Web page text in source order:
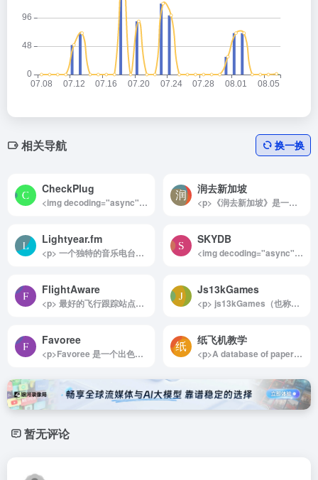
相关导航 换一换
CheckPlug
<img decoding="async" data-src="//www.40000.net/wp-content/uploads/2024/12/20241215075551-675e8b87ec805.webp" src="https://www.40000.net/wp-content/themes/onenav/images/t.png" alt="CheckPlug"><p>CheckPlug 是旅行者的理想助手，能够帮助用户轻松找到适合他们的插头和适配器。无论是出国旅行还是出差，这个网站都能快速提供有关各国插头类型和规格的信息，确保您在旅行期间不再为插头不匹配而烦恼。此外，网站还提供直接购买适配器的链接，极大地方便了用户的出行准备，让旅行更加顺畅无忧。</p><p>详细介绍：</p><p>CheckPlug 是一个专门为旅行者设计的在线工具，旨在帮助用户快速找到合适的插头和适配器，确保他们在前往不同国家时能够顺利使用电子设备。无论您是计划去欧洲、亚洲还是其他地区，这个网站都能为您提供必要的信息。</p><p>使用 CheckPlug 非常简单，用户只需选择出发国家和目的国家，然后点击“Check Plugs”按钮，系统会迅速显示两个国家的插座规格参数。这些信息包括插头类型、电压和频率等，帮助您更好地了解目标国的电力系统。此外，CheckPlug 还提供了便捷的购买链接，用户可以直接通过亚马逊等平台购买所需的插头适配器，免去额外搜索的烦恼。</p><p>这一网站的全球适用性使其成为旅行者必备的工具之一，尤其适合频繁出行的商务人士和热爱旅行的朋友们。通过 CheckPlug，您不仅可以轻松获取插头信息，还能确保自己的电子设备在旅途中随时可用，避免因电源问题造成的不便。总之，CheckPlug 是每位计划出行的用户值得信赖的资源，为您的旅行增添便利与舒适。</p>
润去新加坡
<p>《润去新加坡》是一份由网友整理的实用指南，专注于提供有关移居新加坡的注意事项和详细建议。这份指南涵盖了从准备工作到日常生活的多个方面，包括移居前的规划、教育选择、身份办理、住房及居住环境、生活成本与便利性，以及摄影爱好者特别关注的无人机使用等内容。</p><p>新加坡作为一个多元文化的发达国家，拥有独特的优势。例如，社会治安良好，全年气候温暖稳定，适合家庭育儿，生活便利且效率高。这些特点使得新加坡成为许多人考虑移居的理想选择。然而，这里也有其局限性，比如国土面积小、经济抗风险能力较低，以及相对单调的生活节奏等，这些都可能成为潜在的适应挑战。</p><p>这份指南强调，无论是换工作还是移居到另一个国家，都会面临利弊权衡。新加坡并非完美，但其独特的优点足以吸引许多人前往发展。对于有兴趣移居新加坡的人，这份教程提供了详尽的信息和实用建议，是了解和规划移居生活的宝贵参考。</p><img decoding="async" data-src="//www.40000.net/wp-content/uploads/2024/12/20241215075411-675e8b23b8117.webp" src="https://www.40000.net/wp-content/themes/onenav/images/t.png" alt="润去新加坡">
Lightyear.fm
<p> 一个独特的音乐电台网站，它通过结合宇宙星空和地球的距离来推荐不同歌曲，从而提供一种特别的星际音乐漫游体验。 </p>
SKYDB
<img decoding="async" data-src="//www.40000.net/wp-content/uploads/2024/12/20241215075434-675e8b3a567d0.webp" src="https://www.40000.net/wp-content/themes/onenav/images/t.png" alt="SKYDB"><p>SKYDB 是一个集权威性与丰富性于一体的全球摩天大楼和高层建筑数据库，尤其适合建筑爱好者、专业研究者和城市规划人员使用。该平台囊括了超过20万座来自全球1万多个城市的高层建筑信息，并以精准、详尽的数据而闻名。用户可以轻松通过国家、城市或建筑名称进行检索，同时利用强大的排序和比较功能深入探索建筑设计与城市发展趋势。SKYDB 不仅提供详尽的高度、位置、年份、状态等信息，还设有丰富的榜单和庞大的媒体资料库，让用户能够全面了解摩天大楼的技术与文化内涵，是高层建筑领域的首选工具。</p><p>详细介绍：</p><p>SKYDB 是全球领先的摩天大楼和高层建筑信息数据库，为用户提供广泛的建筑数据与多维度的探索方式。其数据库覆盖了全球1万多个城市中的20万多座高层建筑，每一座建筑都包含详细的数据记录，包括高度、位置、建造年份、建筑状态和高清图片。用户可以利用平台的搜索功能，按国家、城市、建筑物名称等分类精准定位目标建筑。此外，SKYDB 还支持数据排序、对比和分享，方便用户进行深入研究或项目展示。</p><p>平台还制定了国际通用的高层建筑测量标准，以确保数据的权威性与一致性，同时维护着全球最高摩天大楼榜单、世界前1000摩天大楼等权威排名。SKYDB 独有的媒体档案库收录了超过100万份文件，其中包括技术图纸、示意图和建筑照片等，提供了全方位的资料支持。</p><p>为实现数据的高效管理与共享，SKYDB 实施了统一的数据标准，使用户在编辑、对比和交换数据时保持一致性和自动化处理能力。这种专业而精确的管理方式，不仅满足了建筑行业的需求，也为学术研究、城市发展分析等提供了重要参考，是探索全球高层建筑的绝佳工具。</p>
FlightAware
<p> 最好的飞行跟踪站点：实时跟踪地图、飞行状态、航空公司航班延误、私人/通用航空飞行及机场信息。 </p>
Js13kGames
<p> js13kGames（也称为 JS13K）是一项游戏开发大赛，专注于创建使用 ZIP 压缩时不超过 13 KB 的浏览器游戏。参与者不得使用外部服务或库，并且所有资源也必须符合大小限制。游戏使用 JavaScript 和 HTML5 进行编程。 </p>
Favoree
<p>Favoree 是一个出色的平台，为用户提供了个性化的YouTube频道推荐，帮助他们轻松发现优质内容创作者和精彩视频。无论用户的兴趣领域是什么，Favoree都能提供精准的推荐，确保他们找到真正符合自己需求的优质内容。借助社区互动和用户评分，Favoree进一步提升了推荐的准确性，使用户能够与其他观众分享看法，从而创造一个更加丰富和多样化的观看体验。</p><p>详细介绍：</p><p>Favoree 是一个创新的平台，旨在帮助用户轻松发现优质的YouTube频道。通过个性化的推荐机制，Favoree能够为每位用户提供与其兴趣相匹配的高评分视频。这一平台不仅仅依赖于用户的观看历史，还综合考虑社交媒体数据分析和机器学习技术，确保推荐的内容新颖且富有质量。用户可以根据自己的喜好探索各类视频，涵盖学习资源、娱乐内容以及各种主题领域，满足多元化的需求。</p><p>Favoree 的社区互动功能使用户可以参与评论和评分，帮助其他用户更快找到优质频道。这种互动不仅增强了用户之间的联系，还为内容创作者提供了直接的反馈，促进了内容质量的提升。通过精细的内容筛选机制，Favoree避免了低质量和重复内容的干扰，确保每位用户都能享受到丰富多彩的观看体验。总之，Favoree是一个专注于用户需求和内容质量的平台，让每位用户都能在YouTube的海洋中找到属于自己的宝藏视频。</p><img decoding="async" data-src="//www.40000.net/wp-content/uploads/2024/12/20241215075558-675e8b8ebded3.webp" src="https://www.40000.net/wp-content/themes/onenav/images/t.png" alt="Favoree">
纸飞机教学
<p>A database of paper airplanes with easy to follow folding instructions, video tutorials and printable folding plans. Find the best paper airplanes that fly the furthest and stay aloft the longest.</p><p>一个数据库的纸飞机与易于遵循的折叠说明，视频教程和可打印的折叠计划。找到最好的纸飞机，飞得最远，在空中停留的时间最长。</p>
暂无评论